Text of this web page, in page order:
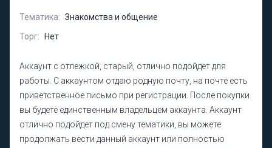
Тематика: Знакомства и общение
Торг:
Нет
Аккаунт с отлежкой, старый, отлично подойдет для
работы. С аккаунтом отдаю родную почту, на почте есть
приветственное письмо при регистрации. После покупки
вы будете единственным владельцем аккаунта. Аккаунт
отлично подойдет под смену тематики, вы можете
продолжать вести данный аккаунт или полностью